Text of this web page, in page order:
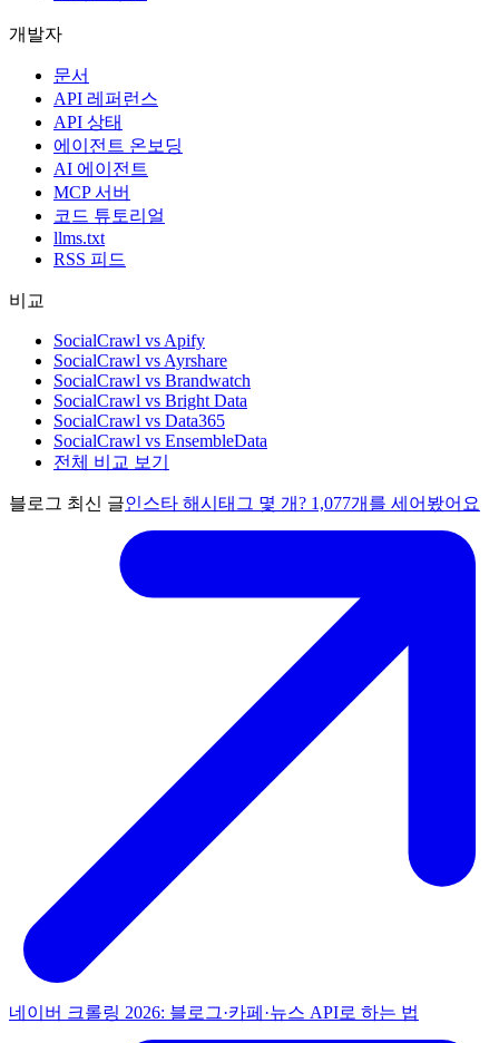
개발자
문서
API 레퍼런스
API 상태
에이전트 온보딩
AI 에이전트
MCP 서버
코드 튜토리얼
llms.txt
RSS 피드
비교
SocialCrawl vs Apify
SocialCrawl vs Ayrshare
SocialCrawl vs Brandwatch
SocialCrawl vs Bright Data
SocialCrawl vs Data365
SocialCrawl vs EnsembleData
전체 비교 보기
블로그 최신 글인스타 해시태그 몇 개? 1,077개를 세어봤어요
네이버 크롤링 2026: 블로그·카페·뉴스 API로 하는 법